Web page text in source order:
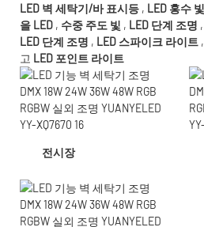
LED 벽 세탁기/바 표시등 , LED 홍수 빛
을 LED , 수중 주도 빛 , LED 단계 조명 ,
LED 단계 조명 , LED 스파이크 라이트 ,
고 LED 포인트 라이트
전시장